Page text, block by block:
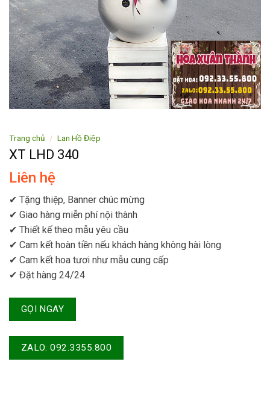
Trang chủ / Lan Hồ Điệp
XT LHD 340
Liên hệ
✔ Tặng thiệp, Banner chúc mừng
✔ Giao hàng miễn phí nội thành
✔ Thiết kế theo mẫu yêu cầu
✔ Cam kết hoàn tiền nếu khách hàng không hài lòng
✔ Cam kết hoa tươi như mẫu cung cấp
✔ Đặt hàng 24/24
GỌI NGAY
ZALO: 092.3355.800